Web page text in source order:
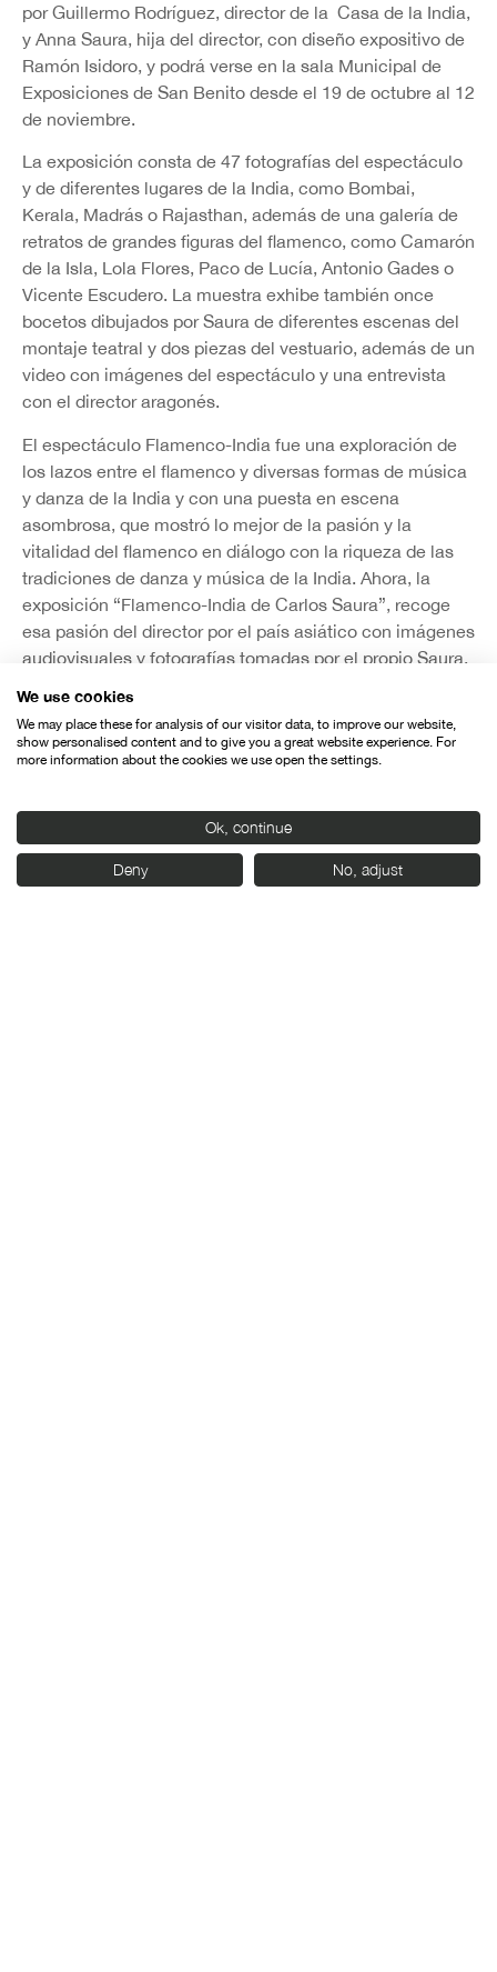
por Guillermo Rodríguez, director de la Casa de la India,
y Anna Saura, hija del director, con diseño expositivo de
Ramón Isidoro, y podrá verse en la sala Municipal de
Exposiciones de San Benito desde el 19 de octubre al 12
de noviembre.
La exposición consta de 47 fotografías del espectáculo
y de diferentes lugares de la India, como Bombai,
Kerala, Madrás o Rajasthan, además de una galería de
retratos de grandes figuras del flamenco, como Camarón
de la Isla, Lola Flores, Paco de Lucía, Antonio Gades o
Vicente Escudero. La muestra exhibe también once
bocetos dibujados por Saura de diferentes escenas del
montaje teatral y dos piezas del vestuario, además de un
video con imágenes del espectáculo y una entrevista
con el director aragonés.
El espectáculo Flamenco-India fue una exploración de
los lazos entre el flamenco y diversas formas de música
y danza de la India y con una puesta en escena
asombrosa, que mostró lo mejor de la pasión y la
vitalidad del flamenco en diálogo con la riqueza de las
tradiciones de danza y música de la India. Ahora, la
exposición “Flamenco-India de Carlos Saura”, recoge
esa pasión del director por el país asiático con imágenes
audiovisuales y fotografías tomadas por el propio Saura,
mientras preparaba la puesta en escena del
espectáculo. La muestra, coproducida por el Instituto
el próximo 18 de octubre.
La presencia de la India en el festival se complementa
con otras dos actividades organizadas por Casa de la
We use cookies
We may place these for analysis of our visitor data, to improve our website,
show personalised content and to give you a great website experience. For
more information about the cookies we use open the settings.
Ok, continue
Deny No, adjust